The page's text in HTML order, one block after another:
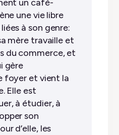
un café-
une vie libre
à son genre:
mère travaille et
du commerce, et
gère
foyer et vient la
Elle est
à étudier, à
son
d’elle, les